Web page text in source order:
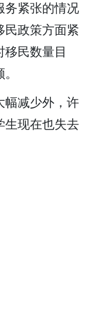
务紧张的情况
民政策方面紧
移民数量目
幅减少外，许
生现在也失去